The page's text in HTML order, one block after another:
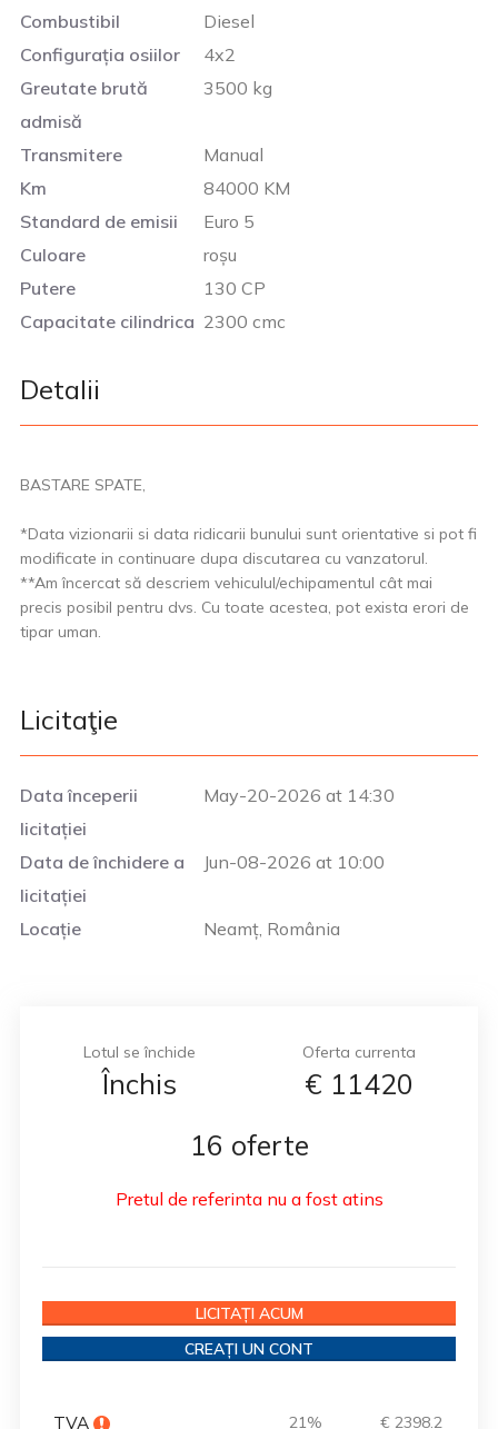
Combustibil
Diesel
Configurația osiilor
4x2
Greutate brută
admisă
3500 kg
Transmitere
Manual
Km
84000 KM
Standard de emisii
Euro 5
Culoare
roșu
Putere
130 CP
Capacitate cilindrica 2300 cmc
Detalii
BASTARE SPATE,
*Data vizionarii si data ridicarii bunului sunt orientative si pot fi
modificate in continuare dupa discutarea cu vanzatorul.
**Am încercat să descriem vehiculul/echipamentul cât mai
precis posibil pentru dvs. Cu toate acestea, pot exista erori de
tipar uman.
Licitaţie
Data începerii
licitației
May-20-2026 at 14:30
Data de închidere a
licitației
Jun-08-2026 at 10:00
Locație Neamț, România
Lotul se închide
Închis
Oferta currenta
€ 11420
16 oferte
Pretul de referinta nu a fost atins
LICITAȚI ACUM
CREAȚI UN CONT
TVA 21% € 2398.2